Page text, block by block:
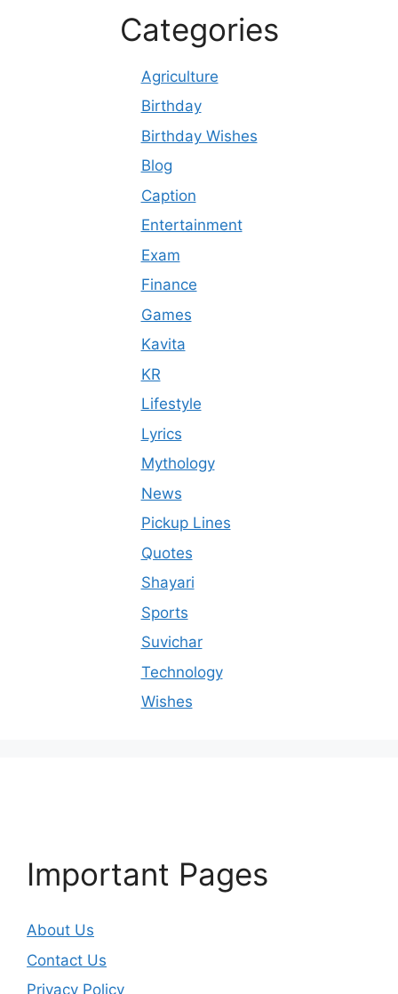
Categories
Agriculture
Birthday
Birthday Wishes
Blog
Caption
Entertainment
Exam
Finance
Games
Kavita
KR
Lifestyle
Lyrics
Mythology
News
Pickup Lines
Quotes
Shayari
Sports
Suvichar
Technology
Wishes
Important Pages
About Us
Contact Us
Privacy Policy